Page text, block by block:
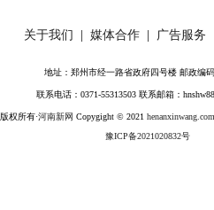
关于我们 媒体合作 广告服务
地址：郑州市经一路省政府四号楼 邮政编
联系电话：0371-55313503 联系邮箱：
版权所有·河南新网 Copygight © 2021
豫ICP备2021020832号